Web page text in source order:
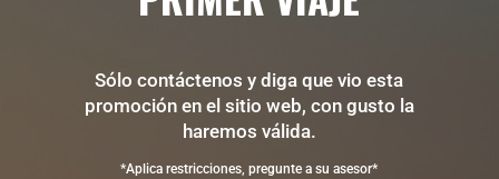
Sólo contáctenos y diga que vio esta
promoción en el sitio web, con gusto la
haremos válida.
*Aplica restricciones, pregunte a su asesor*